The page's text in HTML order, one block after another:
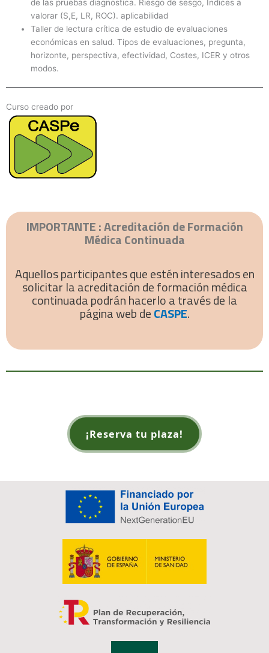
de las pruebas diagnostica. Riesgo de sesgo, Índices a
valorar (S,E, LR, ROC). aplicabilidad
Taller de lectura crítica de estudio de evaluaciones
económicas en salud. Tipos de evaluaciones, pregunta,
horizonte, perspectiva, efectividad, Costes, ICER y otros
modos.
Curso creado por
IMPORTANTE : Acreditación de Formación
Médica Continuada
Aquellos participantes que estén interesados en
solicitar la acreditación de formación médica
continuada podrán hacerlo a través de la
página web deCASPE.
¡Reserva tu plaza!